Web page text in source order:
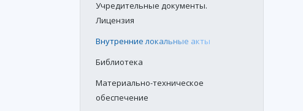
Учредительные документы.
Лицензия
Внутренние локальные акты
Библиотека
Материально-техническое
обеспечение